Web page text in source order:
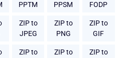
PPTM
PPSM
FODP
ZIP to
JPEG
ZIP to
PNG
ZIP to
GIF
ZIP to
ZIP to
ZIP to